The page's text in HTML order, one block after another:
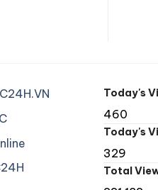
Today's
460
Today's
329
Total